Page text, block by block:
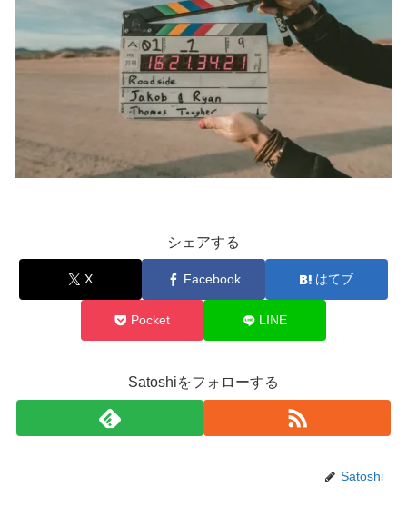
シェアする
X Facebook はてブ
Pocket LINE
Satoshiをフォローする
Satoshi